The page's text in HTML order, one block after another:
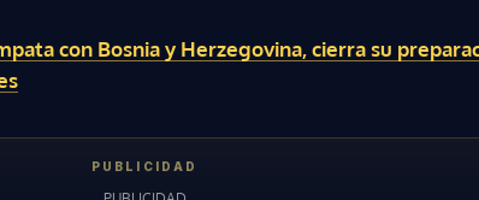
con Bosnia y Herzegovina, cierra su